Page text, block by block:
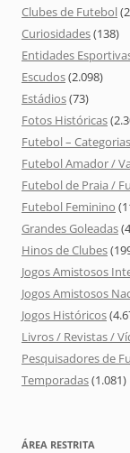
Clubes de Futebol
Curiosidades(138)
Entidades
Escudos(2.098)
Estádios(73)
Fotos Históricas
Futebol –
Futebol Amador /
Futebol de Praia /
Futebol Feminino
Grandes Goleadas
Hinos de Clubes
Jogos Amistosos
Jogos Amistosos
Jogos Históricos
Livros / Revistas /
Pesquisadores de
Temporadas(1.081)
ÁREA RESTRITA